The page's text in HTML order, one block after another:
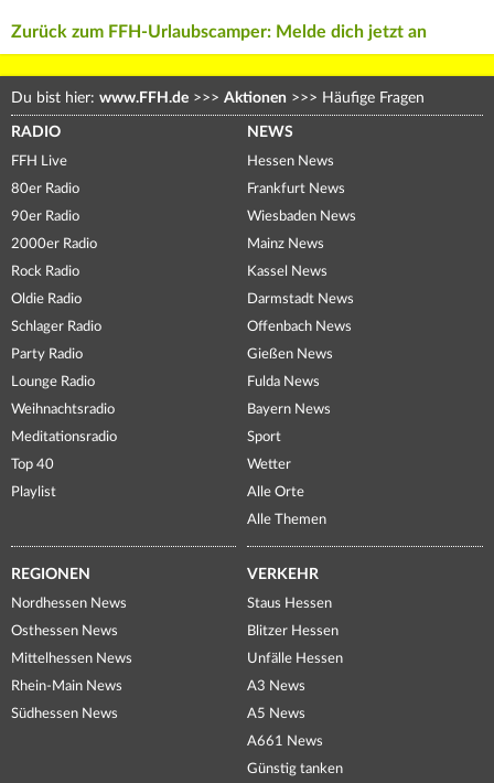
Zurück zum FFH-Urlaubscamper: Melde dich jetzt an
Du bist hier: www.FFH.de >>> Aktionen >>> Häufige Fragen
RADIO
FFH Live
80er Radio
90er Radio
2000er Radio
Rock Radio
Oldie Radio
Schlager Radio
Party Radio
Lounge Radio
Weihnachtsradio
Meditationsradio
Top 40
Playlist
NEWS
Hessen News
Frankfurt News
Wiesbaden News
Mainz News
Kassel News
Darmstadt News
Offenbach News
Gießen News
Fulda News
Bayern News
Sport
Wetter
Alle Orte
Alle Themen
REGIONEN
Nordhessen News
Osthessen News
Mittelhessen News
Rhein-Main News
Südhessen News
VERKEHR
Staus Hessen
Blitzer Hessen
Unfälle Hessen
A3 News
A5 News
A661 News
Günstig tanken